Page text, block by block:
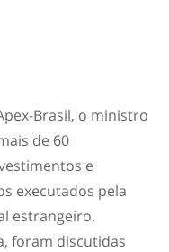
Brasil, o ministro
de 60
e
executados pela
estrangeiro.
, foram discutidas